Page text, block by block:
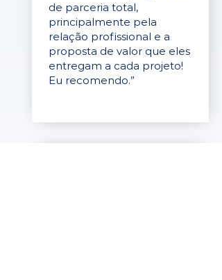
de parceria total,
principalmente pela
relação profissional e a
proposta de valor que eles
entregam a cada projeto!
Eu recomendo.”